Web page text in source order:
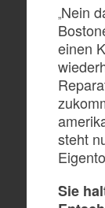
„Nein
einen
steht
Sie